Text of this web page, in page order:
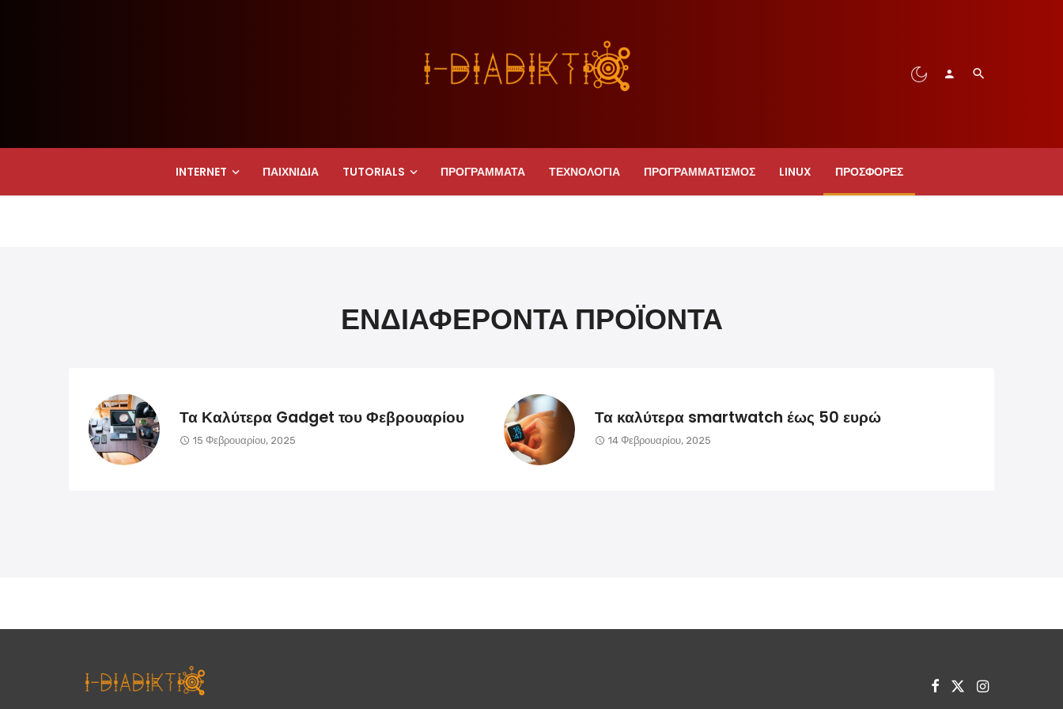
INTERNET ΠΑΙΧΝΊΔΙΑ TUTORIALS ΠΡΟΓΡΑΜΜΑΤΑ ΤΕΧΝΟΛΟΓΙΑ ΠΡΟΓΡΑΜΜΑΤΙΣΜΟΣ LINUX ΠΡΟΣΦΟΡΈΣ
ΕΝΔΙΑΦΈΡΟΝΤΑ ΠΡΟΪΌΝΤΑ
Τα Καλύτερα Gadget του Φεβρουαρίου
15 Φεβρουαρίου, 2025
Τα καλύτερα smartwatch έως 50 ευρώ
14 Φεβρουαρίου, 2025